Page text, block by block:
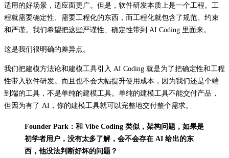
适用的好场景，适应面更广。但是，软件研发本质上是一个工程。工
程就需要确定性、需要工程化的东西，而工程化就包含了规范、约束
和严谨。我们希望把这些严谨性、确定性带到 AI Coding 里面来。
这是我们很明确的差异点。
我们把建模方法论和建模工具引入 AI Coding 就是为了把确定性和工程
性带入软件研发。而且也不会大幅提升使用成本，因为我们还是个端
到端的工具，不是单纯的建模工具。单纯的建模工具不能交付产品，
但因为有了 AI，你的建模工具就可以完整地交付整个需求。
Founder Park：和 Vibe Coding 类似，架构问题，如果是
初学者用户，没有太多了解，会不会存在 AI 给出的东
西，他没法判断好坏的问题？